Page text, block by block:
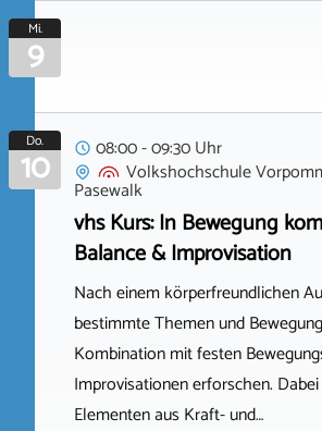
Mi.
9
Do.
10
08:00 - 09:30 Uhr
Volkshochschule
Pasewalk
vhs Kurs: In Bewegung
Balance & Improvisation
Nach einem körperfreundlichen
bestimmte Themen und
Kombination mit festen
Improvisationen erforschen.
Elementen aus Kraft- und…